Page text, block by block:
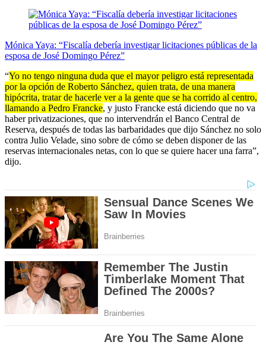
Mónica Yaya: “Fiscalía debería investigar licitaciones públicas de la
esposa de José Domingo Pérez”
“Yo no tengo ninguna duda que el mayor peligro está representada
por la opción de Roberto Sánchez, quien trata, de una manera
hipócrita, tratar de hacerle ver a la gente que se ha corrido al centro,
llamando a Pedro Francke, y justo Francke está diciendo que no va
haber privatizaciones, que no intervendrán el Banco Central de
Reserva, después de todas las barbaridades que dijo Sánchez no solo
contra Julio Velade, sino sobre de cómo se deben disponer de las
reservas internacionales netas, con lo que se quiere hacer una farra”,
dijo.